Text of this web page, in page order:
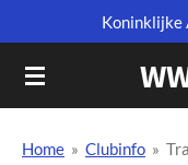
direct
naar
Koninklijke
Home » Clubinfo »